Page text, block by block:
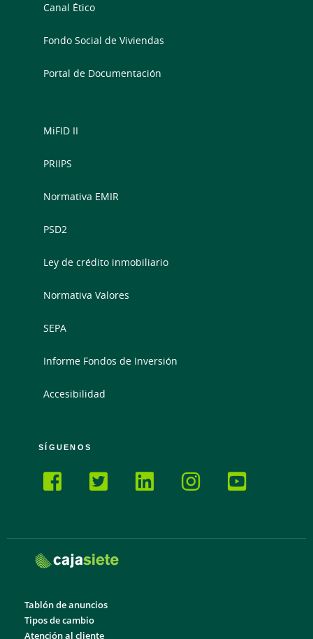
Canal Ético
Fondo Social de Viviendas
Portal de Documentación
MiFID II
PRIIPS
Normativa EMIR
PSD2
Ley de crédito inmobiliario
Normativa Valores
SEPA
Informe Fondos de Inversión
Accesibilidad
SÍGUENOS
Tablón de anuncios
Tipos de cambio
Atención al cliente